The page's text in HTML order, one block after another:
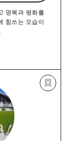
명복과 평화를
힘쓰는 모습이